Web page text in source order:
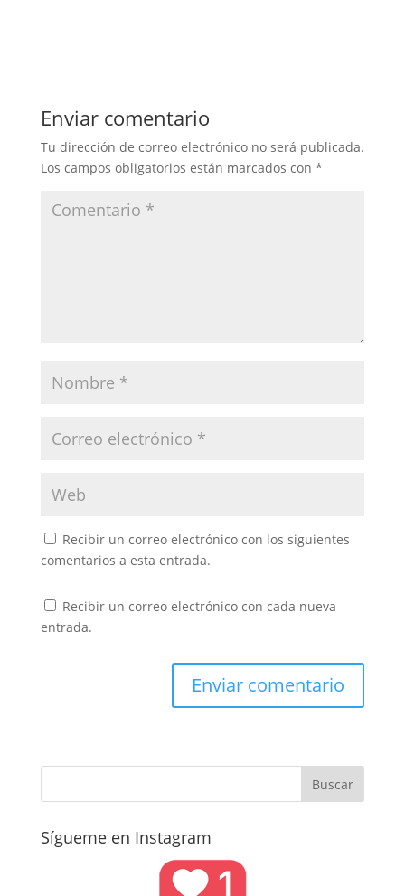
Enviar comentario
Tu dirección de correo electrónico no será publicada.
Los campos obligatorios están marcados con *
Recibir un correo electrónico con los siguientes
comentarios a esta entrada.
Recibir un correo electrónico con cada nueva
entrada.
Sígueme en Instagram